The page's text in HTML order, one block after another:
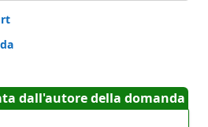
dall'autore della domanda